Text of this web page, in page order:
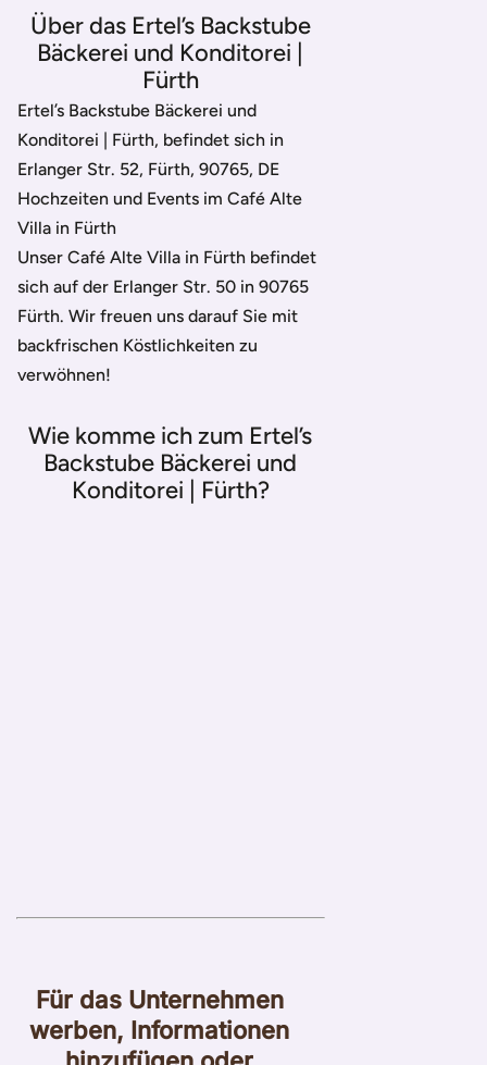
Über das Ertel’s Backstube
Bäckerei und Konditorei |
Fürth
Ertel’s Backstube Bäckerei und
Konditorei | Fürth, befindet sich in
Erlanger Str. 52, Fürth, 90765, DE
Hochzeiten und Events im Café Alte
Villa in Fürth
Unser Café Alte Villa in Fürth befindet
sich auf der Erlanger Str. 50 in 90765
Fürth. Wir freuen uns darauf Sie mit
backfrischen Köstlichkeiten zu
verwöhnen!
Wie komme ich zum Ertel’s
Backstube Bäckerei und
Konditorei | Fürth?
Für das Unternehmen
werben, Informationen